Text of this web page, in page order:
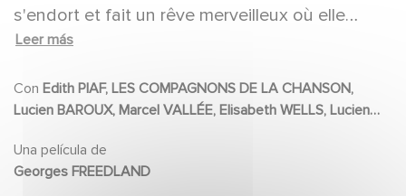
s'endort et fait un rêve merveilleux où elle
exécute un spectacle dans la boîte de nuit
se réalise. Elle obtiendra un engagement pour
elle et ses amis.
Leer más
Con
Lucien BAROUX, Marcel VALLÉE, Elisabeth WELLS, Lucien
Una película de
Georges FREEDLAND